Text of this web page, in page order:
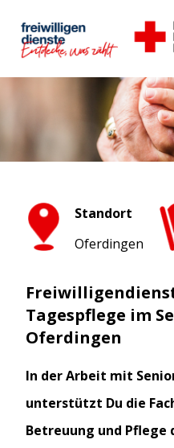
Standort
Oferdingen
Tagespflege im
Oferdingen
In der Arbeit mit
unterstützt Du die
Betreuung und Pflege